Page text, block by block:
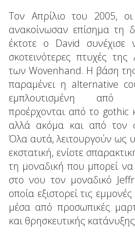
Τον Απρίλιο του 2005,
ανακοίνωσαν επίσημα τη
έκτοτε ο David συνέχισε
σκοτεινότερες πτυχές
των Wovenhand. Η βάση
παραμένει η alternative
εμπλουτισμένη από
προέρχονται από το gothic
αλλά ακόμα και από τον
Όλα αυτά, λειτουργούν ως
εκστατική, ενίοτε
τη μοναδική που μπορεί
στο νου τον μοναδικό
οποία εξιστορεί τις
μέσα από προσωπικές
και θρησκευτικής